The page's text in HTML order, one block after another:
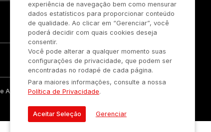
Auonline Comunicação Eireli.
experiência de navegação bem como mensurar
dados estatísticos para proporcionar conteúdo
de qualidade. Ao clicar em “Gerenciar”, você
poderá decidir com quais cookies deseja
consentir.
Você pode alterar a qualquer momento suas
configurações de privacidade, que podem ser
encontradas no rodapé de cada página.
Para maiores informações, consulte a nossa
Política de Privacidade.
Aceitar Seleção Gerenciar